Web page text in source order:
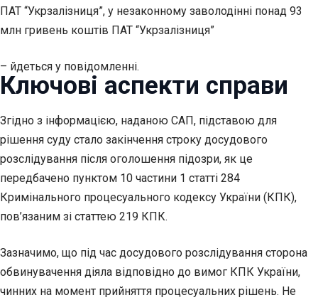
ПАТ “Укрзалізниця”, у незаконному заволодінні понад 93
млн гривень коштів ПАТ “Укрзалізниця”
– йдеться у повідомленні.
Ключові аспекти справи
Згідно з інформацією, наданою САП, підставою для
рішення суду стало закінчення строку досудового
розслідування після оголошення підозри, як це
передбачено пунктом 10 частини 1 статті 284
Кримінального процесуального кодексу України (КПК),
пов’язаним зі статтею 219 КПК.
Зазначимо, що під час досудового розслідування сторона
обвинувачення діяла відповідно до вимог КПК України,
чинних на момент прийняття процесуальних рішень. Не